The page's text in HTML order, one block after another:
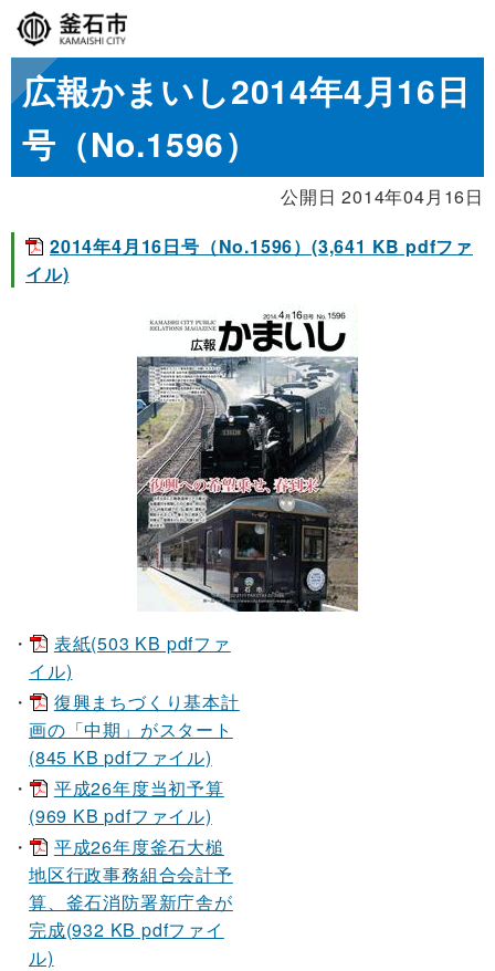
広報かまいし2014年4月16日
号（No.1596）
公開日 2014年04月16日
2014年4月16日号（No.1596）(3,641 KB pdfファ
イル)
表紙(503 KB pdfファ
イル)
復興まちづくり基本計
画の「中期」がスタート
(845 KB pdfファイル)
平成26年度当初予算
(969 KB pdfファイル)
平成26年度釜石大槌
地区行政事務組合会計予
算、釜石消防署新庁舎が
完成(932 KB pdfファイ
ル)